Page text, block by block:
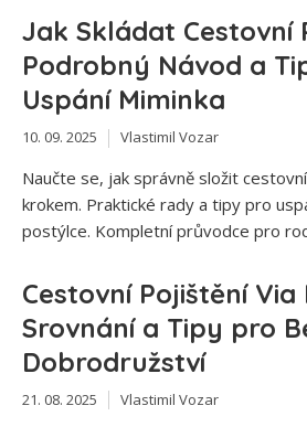
Jak Skládat Cestovní
Podrobný Návod a
Uspání Miminka
10. 09. 2025 Vlastimil Vozar
Naučte se, jak správně složit
krokem. Praktické rady a tipy pro
postýlce. Kompletní průvodce pro
Cestovní Pojištění
Srovnání a Tipy pro
Dobrodružství
21. 08. 2025 Vlastimil Vozar